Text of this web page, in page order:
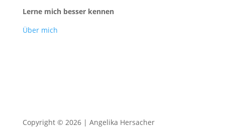
Lerne mich besser kennen
Über mich
Copyright © 2026 | Angelika Hersacher